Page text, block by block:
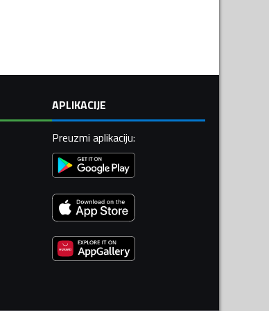
APLIKACIJE
Preuzmi aplikaciju: